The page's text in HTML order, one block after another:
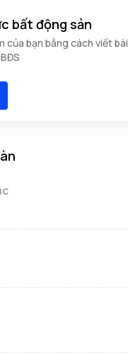
bất động sản
của bạn bằng cách viết bài